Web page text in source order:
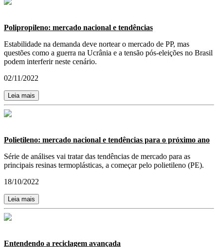
Polipropileno: mercado nacional e tendências
Estabilidade na demanda deve nortear o mercado de PP, mas
questões como a guerra na Ucrânia e a tensão pós-eleições no Brasil
podem interferir neste cenário.
02/11/2022
Leia mais
Polietileno: mercado nacional e tendências para o próximo ano
Série de análises vai tratar das tendências de mercado para as
principais resinas termoplásticas, a começar pelo polietileno (PE).
18/10/2022
Leia mais
Entendendo a reciclagem avançada